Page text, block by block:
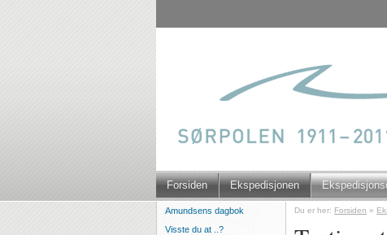
Forsiden Ekspedisjonen
Amundsens dagbok
Visste du at ..?
Du er her: Forsiden »